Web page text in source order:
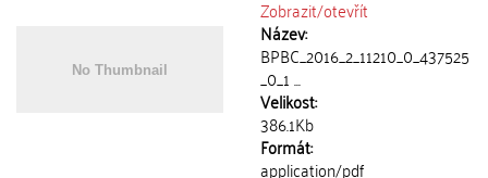
Zobrazit/otevřít
Název:
BPBC_2016_2_11210_0_437525
_0_1 ...
Velikost:
386.1Kb
Formát:
application/pdf